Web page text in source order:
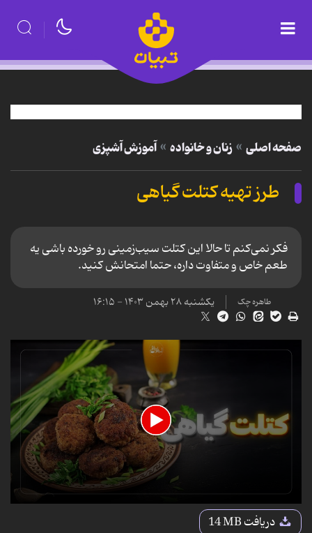
صفحه اصلی زنان و خانواده آموزش آشپزی
طرز تهیه کتلت گیاهی
فکر نمی‌کنم تا حالا این کتلت سیب‌زمینی رو خورده باشی یه
طعم خاص و متفاوت داره، حتما امتحانش کنید.
طاهره چک یکشنبه ۲۸ بهمن ۱۴۰۳ - ۱۶:۱۵
0
دریافت14 MB